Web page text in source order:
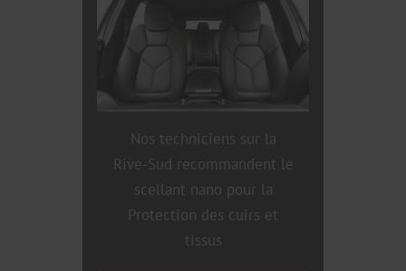
Nos techniciens sur la
Rive-Sud recommandent le
scellant nano pour la
Protection des cuirs et
tissus